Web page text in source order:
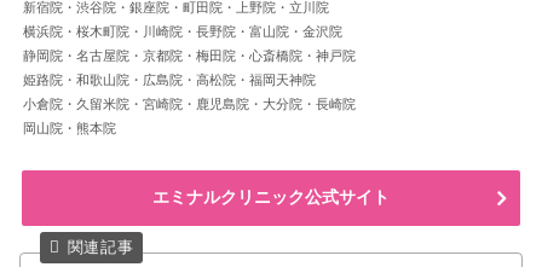
新宿院・渋谷院・銀座院・町田院・上野院・立川院
横浜院・桜木町院・川崎院・長野院・富山院・金沢院
静岡院・名古屋院・京都院・梅田院・心斎橋院・神戸院
姫路院・和歌山院・広島院・高松院・福岡天神院
小倉院・久留米院・宮崎院・鹿児島院・大分院・長崎院
岡山院・熊本院
エミナルクリニック公式サイト